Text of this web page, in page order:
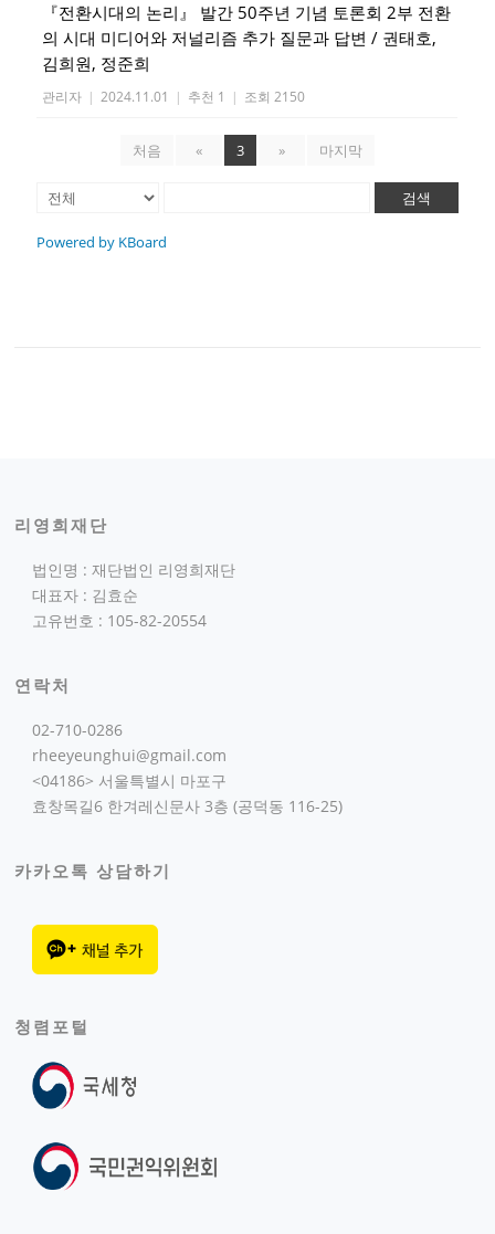
『전환시대의 논리』 발간 50주년 기념 토론회 2부 전환
의 시대 미디어와 저널리즘 추가 질문과 답변 / 권태호,
김희원, 정준희
관리자 | 2024.11.01 | 추천 1 | 조회 2150
처음 « 3 » 마지막
검색
Powered by KBoard
리영희재단
법인명 : 재단법인 리영희재단
대표자 : 김효순
고유번호 : 105-82-20554
연락처
02-710-0286
rheeyeunghui@gmail.com
<04186> 서울특별시 마포구
효창목길6 한겨레신문사 3층 (공덕동 116-25)
카카오톡 상담하기
청렴포털